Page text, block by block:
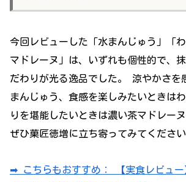
今回レビューした「水まんじゅう」「
マドレーヌ」は、いずれも個性的で、
だわりが光る逸品でした。 涼やかさを
まんじゅう、食感を楽しみたいときは
りを堪能したいときは濃い茶マドレー
ぜひ菓匠徳増に立ち寄ってみてください
➡ こちらもおすすめ： 【実食レビュー